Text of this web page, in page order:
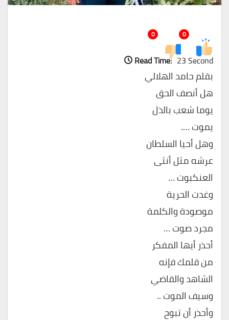
0
0
Read Time: 23 Second
بقلم حامد الهلالي
هل أنصف الحق
يوما شعب بالذل
يموت ….
وهل أحيا السلطان
عرشه مثل أنثى
العنكبوت …
وغدت الحرية
موصودة والكلمة
مجرد صوت …
أحذر أيها المفكر
من قلمك فإنه
الشاهد والقاضي
وسيف الموت ..
وأحذر أن تبوح